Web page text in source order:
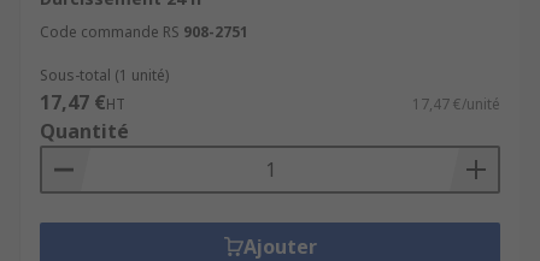
Réduit les coûts d'entretien et de fabrication
en empêchant le grippage et le desserrage
des fixations
Facile à distribuer et à appliquer grâce aux
flacons de 5 ml à 250 ml avec bec en pointe
pour assurer une application très précise
Code commande RS 908-2751
Sous-total (1 unité)
17,47 €HT 17,47 €/unité
Quantité
Ajouter